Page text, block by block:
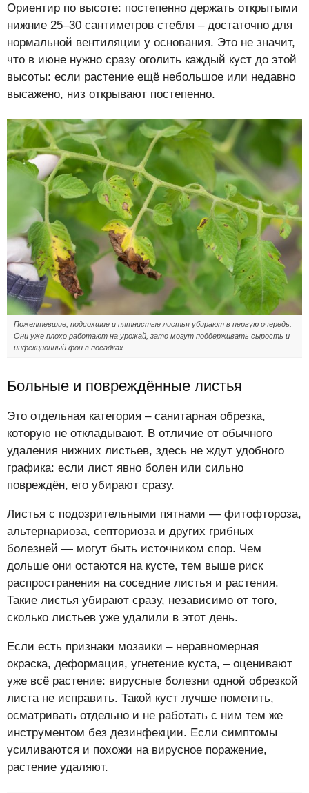
Ориентир по высоте: постепенно держать открытыми
нижние 25–30 сантиметров стебля – достаточно для
нормальной вентиляции у основания. Это не значит,
что в июне нужно сразу оголить каждый куст до этой
высоты: если растение ещё небольшое или недавно
высажено, низ открывают постепенно.
Пожелтевшие, подсохшие и пятнистые листья убирают в первую очередь.
Они уже плохо работают на урожай, зато могут поддерживать сырость и
инфекционный фон в посадках.
Больные и повреждённые листья
Это отдельная категория – санитарная обрезка,
которую не откладывают. В отличие от обычного
удаления нижних листьев, здесь не ждут удобного
графика: если лист явно болен или сильно
повреждён, его убирают сразу.
Листья с подозрительными пятнами — фитофтороза,
альтернариоза, септориоза и других грибных
болезней — могут быть источником спор. Чем
дольше они остаются на кусте, тем выше риск
распространения на соседние листья и растения.
Такие листья убирают сразу, независимо от того,
сколько листьев уже удалили в этот день.
Если есть признаки мозаики – неравномерная
окраска, деформация, угнетение куста, – оценивают
уже всё растение: вирусные болезни одной обрезкой
листа не исправить. Такой куст лучше пометить,
осматривать отдельно и не работать с ним тем же
инструментом без дезинфекции. Если симптомы
усиливаются и похожи на вирусное поражение,
растение удаляют.